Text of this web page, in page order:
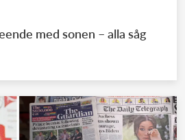
med sonen – alla såg